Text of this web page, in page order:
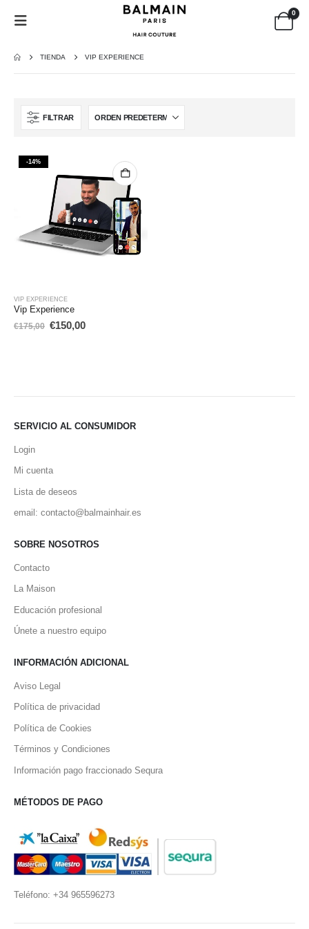
0
TIENDA VIP EXPERIENCE
FILTRAR
-14%
VIP EXPERIENCE
Vip Experience
€175,00 El
€150,00El
SERVICIO AL CONSUMIDOR
Login
Mi cuenta
Lista de deseos
email: contacto@balmainhair.es
SOBRE NOSOTROS
Contacto
La Maison
Educación profesional
Únete a nuestro equipo
INFORMACIÓN ADICIONAL
Aviso Legal
Política de privacidad
Política de Cookies
Términos y Condiciones
Información pago fraccionado Sequra
MÉTODOS DE PAGO
Teléfono: +34 965596273